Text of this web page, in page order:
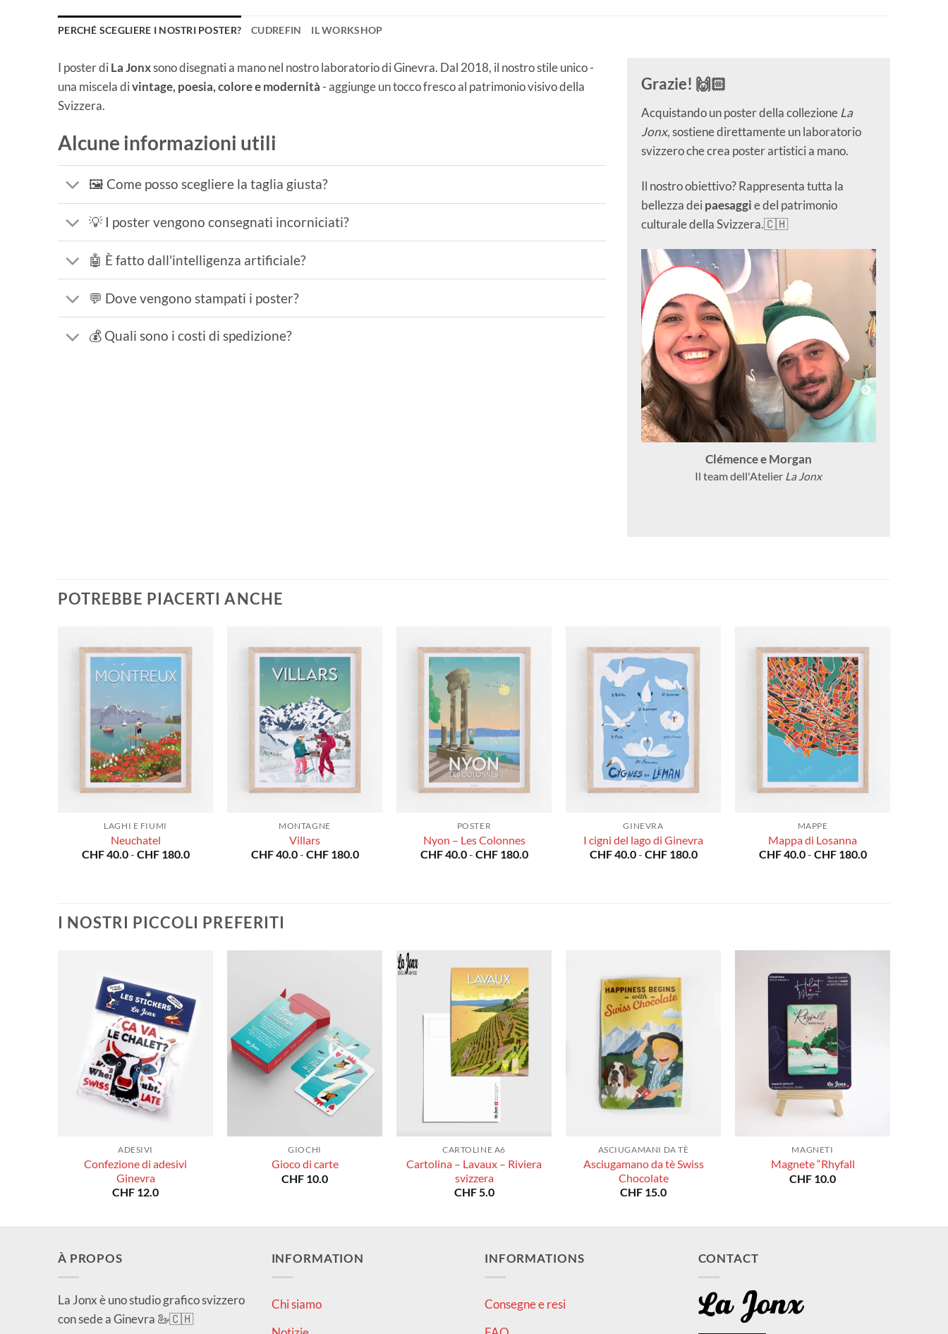
PERCHÉ SCEGLIERE I NOSTRI POSTER? CUDREFIN IL WORKSHOP
I poster diLa Jonxsono disegnati a mano nel nostro laboratorio di Ginevra. Dal 2018, il nostro stile unico -
una miscela divintage, poesia, colore e modernità- aggiunge un tocco fresco al patrimonio visivo della
Svizzera.
Alcune informazioni utili
🖼️ Come posso scegliere la taglia giusta?
💡 I poster vengono consegnati incorniciati?
🤖 È fatto dall'intelligenza artificiale?
💬 Dove vengono stampati i poster?
💰 Quali sono i costi di spedizione?
Grazie! 🙌🏻
Acquistando un poster della collezioneLa
Jonx, sostiene direttamente un laboratorio
svizzero che crea poster artistici a mano.
Il nostro obiettivo? Rappresenta tutta la
bellezza dei paesaggie del patrimonio
culturale della Svizzera.🇨🇭
Clémence e Morgan
Il team dell'Atelier La Jonx
POTREBBE PIACERTI ANCHE
LAGHI E FIUMI
Neuchatel
CHF40.0- CHF180.0Fascia
CHF 180.0
MONTAGNE
Villars
CHF40.0- CHF180.0Fascia
POSTER
Nyon – Les Colonnes
CHF40.0- CHF180.0Fascia
GINEVRA
I cigni del lago di Ginevra
CHF40.0- CHF180.0Fascia
MAPPE
Mappa di Losanna
CHF40.0- CHF180.0Fascia
CHF 180.0I NOSTRI PICCOLI PREFERITI
ADESIVI
Confezione di adesivi
Ginevra
CHF 12.0
GIOCHI
Gioco di carte
CHF 10.0
CARTOLINE A6
Cartolina – Lavaux – Riviera
svizzera
CHF5.0
ASCIUGAMANI DA TÈ
Asciugamano da tè Swiss
Chocolate
CHF 15.0
MAGNETI
Magnete “Rhyfall
CHF 10.0
À PROPOS
La Jonx è uno studio grafico svizzero
con sede a Ginevra 🦢🇨🇭
INFORMATION
Chi siamo
INFORMATIONS
Consegne e resi
CONTACT